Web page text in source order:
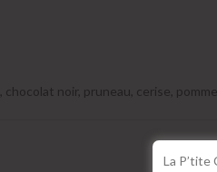
chocolat noir, pruneau, cerise, pomme
La P’tite